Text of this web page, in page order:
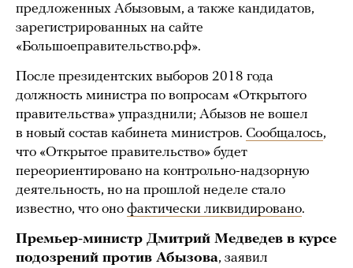
предложенных Абызовым, а также кандидатов,
зарегистрированных на сайте
«Большоеправительство.рф».
После президентских выборов 2018 года
должность министра по вопросам «Открытого
правительства» упразднили; Абызов не вошел
в новый состав кабинета министров. Сообщалось,
что «Открытое правительство» будет
переориентировано на контрольно-надзорную
деятельность, но на прошлой неделе стало
известно, что оно фактически ликвидировано.
Премьер-министр Дмитрий Медведев в курсе
подозрений против Абызова, заявил